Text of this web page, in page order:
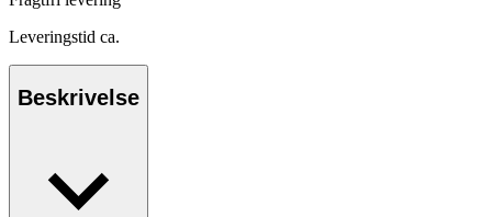
Leveringstid ca.
Beskrivelse